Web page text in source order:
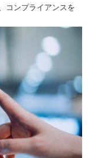
コンプライアンスを